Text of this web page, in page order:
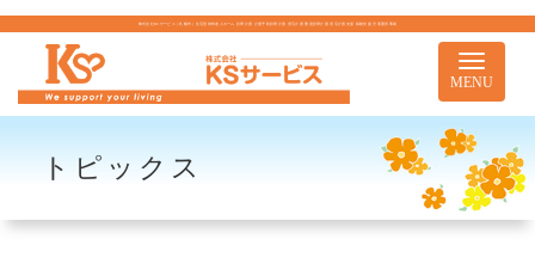
株式会社KSサービス｜札幌市｜住宅型有料老人ホーム 訪問介護 介護予防訪問介護 居宅介護 重度訪問介護 居宅介護支援 移動支援 児童通所事業
Toggle
MENU
トピックス